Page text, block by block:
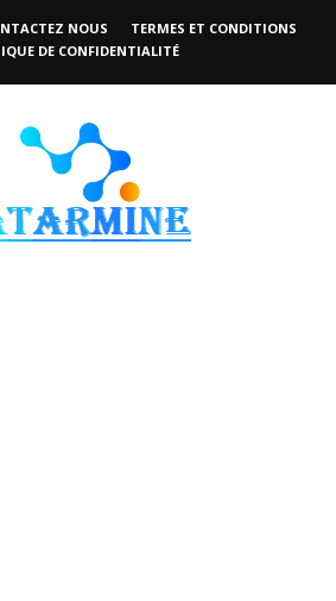
NOUS
TERMES ET CONDITIONS
DE CONFIDENTIALITÉ